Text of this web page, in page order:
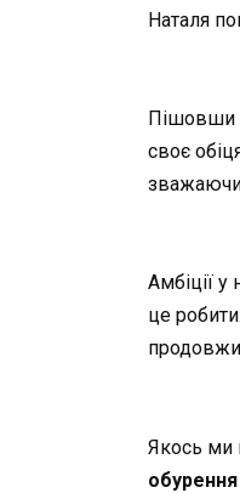
Наталя
Пішовши
своє
зважаючи
Амбіції
це
Якось ми
обурення